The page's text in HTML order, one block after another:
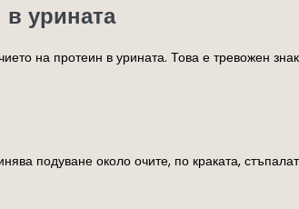
в урината
на протеин в урината. Това е тревожен
подуване около очите, по краката,